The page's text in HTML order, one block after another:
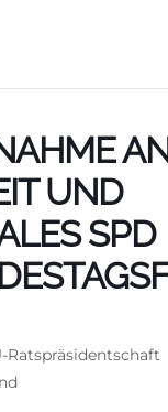
UND
SPD
Ratspräsidentschaft